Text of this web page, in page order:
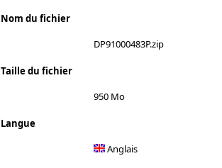
Nom du fichier
DP91000483P.zip
Taille du fichier
950 Mo
Langue
Anglais